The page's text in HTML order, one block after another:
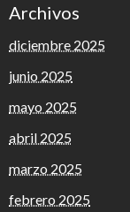
Archivos
diciembre 2025
junio 2025
mayo 2025
abril 2025
marzo 2025
febrero 2025